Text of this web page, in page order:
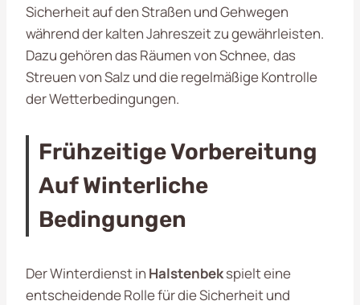
Sicherheit auf den Straßen und Gehwegen
während der kalten Jahreszeit zu gewährleisten.
Dazu gehören das Räumen von Schnee, das
Streuen von Salz und die regelmäßige Kontrolle
der Wetterbedingungen.
Frühzeitige Vorbereitung
Auf Winterliche
Bedingungen
Der Winterdienst in Halstenbekspielt eine
entscheidende Rolle für die Sicherheit und